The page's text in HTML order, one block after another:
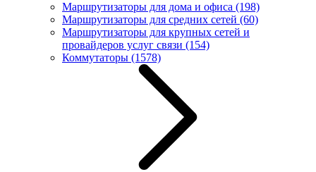
Маршрутизаторы для дома и офиса (198)
Маршрутизаторы для средних сетей (60)
Маршрутизаторы для крупных сетей и
провайдеров услуг связи (154)
Коммутаторы (1578)